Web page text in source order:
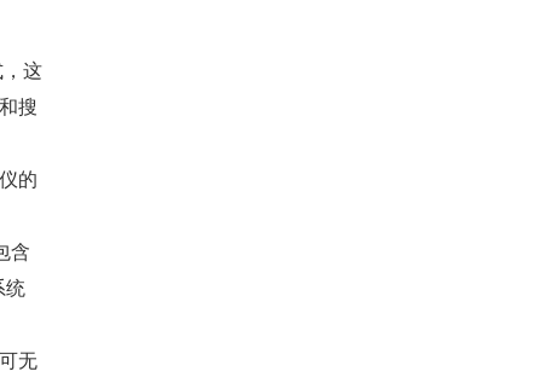
这
搜
的
含
统
可无